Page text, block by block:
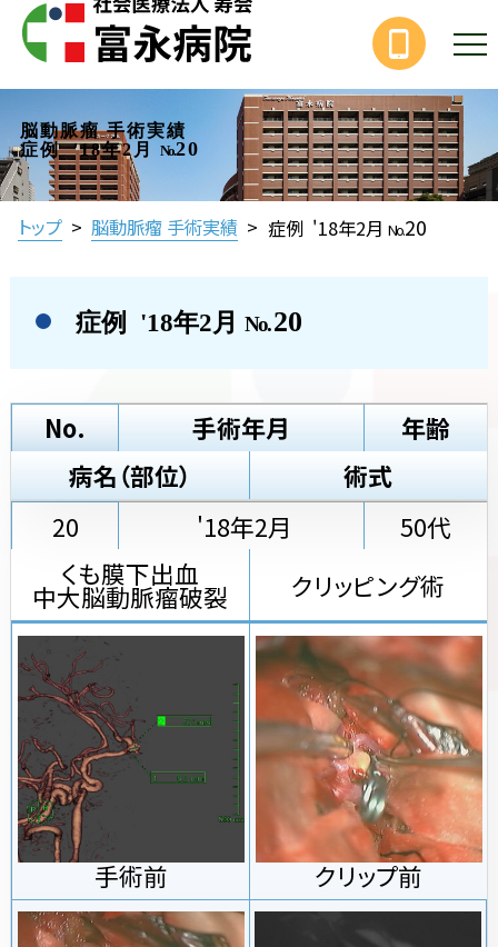
脳動脈瘤 手術実績
症例 '18年2月
No.20
トップ > 脳動脈瘤 手術実績 > 症例 '18年2月 No.20
症例 '18年2月 No.20
No. 手術年月
年齢
病名（部位）
術式
20
'18年2月
50代
くも膜下出血
中大脳動脈瘤破裂 クリッピング術
手術前 クリップ前